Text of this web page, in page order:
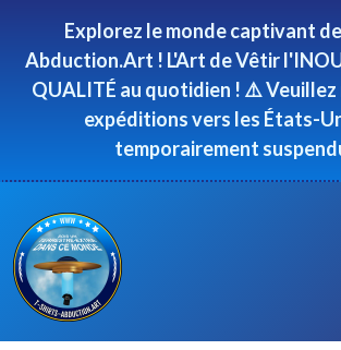
Explorez le monde captivant
Abduction.Art ! L'Art de Vêtir
QUALITÉ au quotidien ! ⚠️
expéditions vers les États-
temporairement